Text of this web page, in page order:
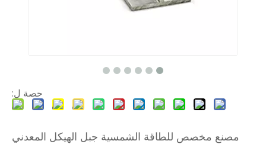
حصة ل:
مصنع مخصص للطاقة الشمسية جبل الهيكل المعدني